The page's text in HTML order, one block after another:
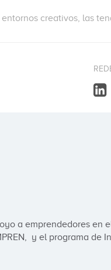
creativos, las
a emprendedores en
y el programa de